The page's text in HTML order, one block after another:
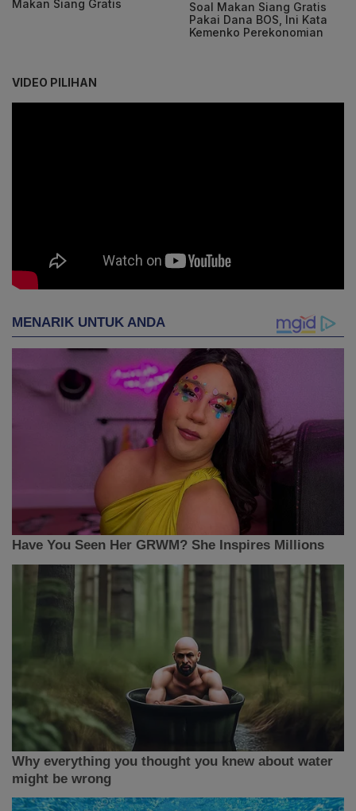
Makan Siang Gratis
Soal Makan Siang Gratis
Pakai Dana BOS, Ini Kata
Kemenko Perekonomian
VIDEO PILIHAN